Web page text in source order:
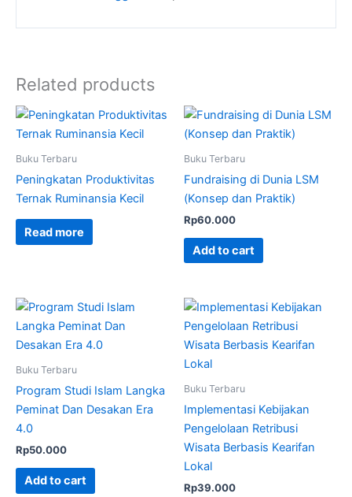
Related products
Buku Terbaru
Peningkatan Produktivitas
Ternak Ruminansia Kecil
Read more
Buku Terbaru
Fundraising di Dunia LSM
(Konsep dan Praktik)
Rp60.000
Add to cart
Buku Terbaru
Program Studi Islam Langka
Peminat Dan Desakan Era
4.0
Rp50.000
Add to cart
Buku Terbaru
Implementasi Kebijakan
Pengelolaan Retribusi
Wisata Berbasis Kearifan
Lokal
Rp39.000